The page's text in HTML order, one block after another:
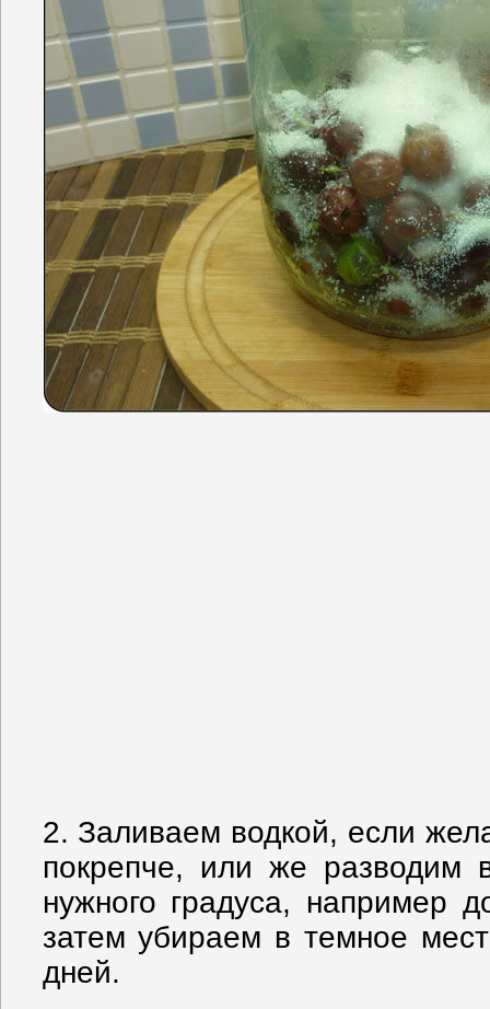
2. Заливаем водкой, если
покрепче, или же разводим
нужного градуса, например
затем убираем в темное
дней.